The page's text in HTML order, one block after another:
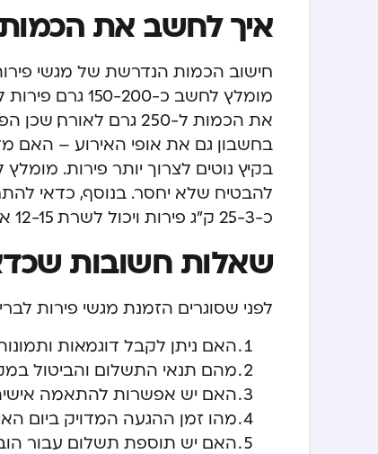
איך לחשב את
חישוב הכמות הנדרשת של מגשי
מומלץ לחשב כ-
את הכמות ל-250 גרם
בחשבון גם את אופי האירוע – האם
להבטיח שלא יחסר. בנוסף, כדאי
כ-2.5-3 ק”ג פירות ויכול לשרת 12-15 אורחים, בעוד מגש אישי מכיל כ-200-250 גרם.
שאלות חשובות
לפני שסוגרים הזמנת מגשי פירות
האם ניתן לקבל דוגמאות
מהם תנאי התשלום והביטול
האם יש אפשרות להתאמה אישית
מהו זמן ההגעה המדויק ביום
האם יש תוספת תשלום עבור